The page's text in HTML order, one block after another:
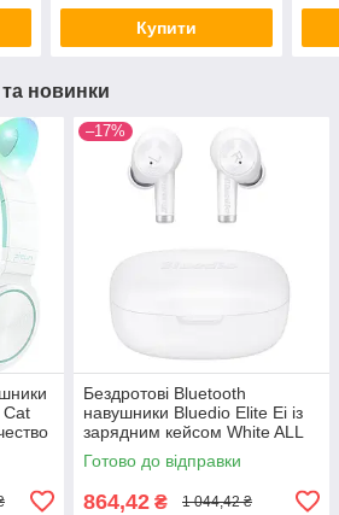
Купити
та новинки
Cat
–17%
Бездротові Bluetooth
навушники Bluedio Elite Ei із
зарядним кейсом White ALL
Качество + 2802
Готово до відправки
864,42 ₴ 1 044,42 ₴